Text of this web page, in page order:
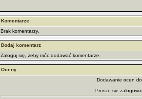
Komentarze
Brak komentarzy.
Dodaj komentarz
Zaloguj się, żeby móc dodawać komentarze.
Oceny
Dodawanie ocen
Proszę się